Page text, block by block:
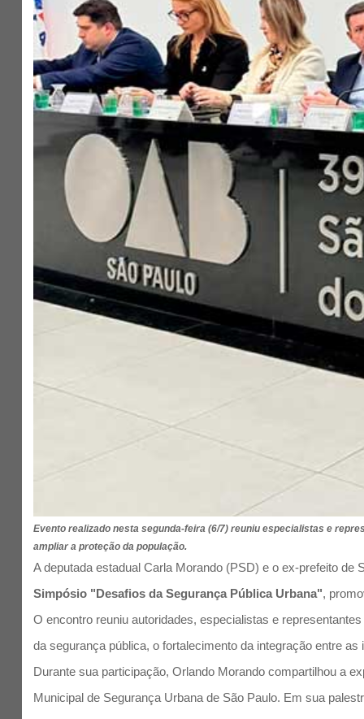
Evento realizado nesta segunda-feira (6/7) reuniu especialistas e
ampliar a proteção da população.
A deputada estadual Carla Morando (PSD) e o ex-prefeito
Simpósio "Desafios da Segurança Pública Urbana",
O encontro reuniu autoridades, especialistas e
da segurança pública, o fortalecimento da integração entre
Durante sua participação, Orlando Morando compartilhou a
Municipal de Segurança Urbana de São Paulo. Em sua